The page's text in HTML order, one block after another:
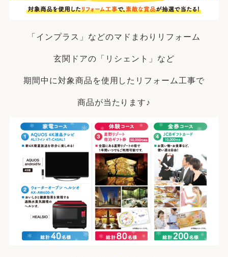
「インプラス」などのマドまわりリフォーム
玄関ドアの「リシェント」など
期間中に対象商品を使用したリフォーム工事で
商品が当たります♪